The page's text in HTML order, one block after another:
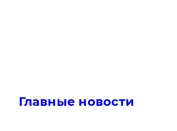
Главные новости